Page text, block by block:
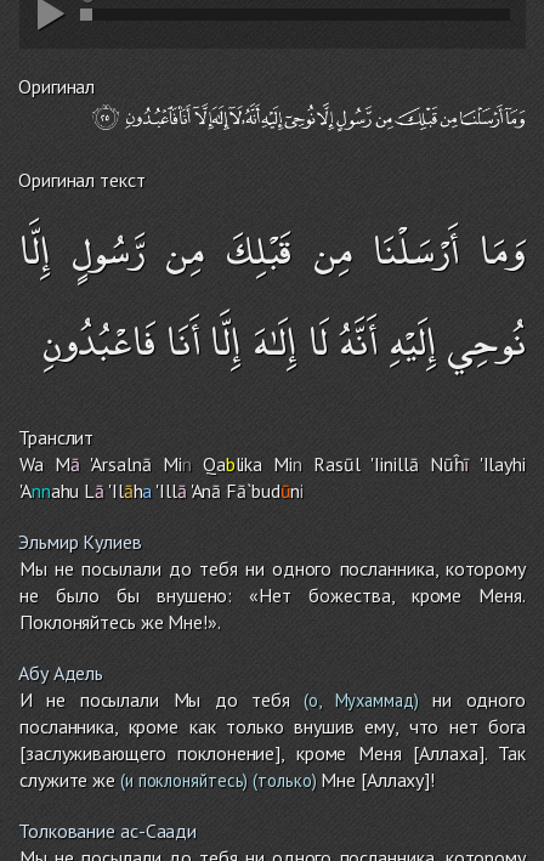
Оригинал
Оригинал текст
وَمَا أَرْسَلْنَا مِن قَبْلِكَ مِن رَّسُولٍ إِلَّا
نُوحِي إِلَيْهِ أَنَّهُ لَا إِلَـٰهَ إِلَّا أَنَا فَاعْبُدُونِ
Транслит
Wa Mā'Arsalnā MinQablika Min Rasūl 'Iinillā Nūĥī'Ilayhi
'Annahu Lā 'Ilāha 'Illā'Anā Fā`budūni
Эльмир Кулиев
Мы не посылали до тебя ни одного посланника, которому
не было бы внушено: «Нет божества, кроме Меня.
Поклоняйтесь же Мне!».
Абу Адель
И не посылали Мы до тебя(о, Мухаммад)ни одного
посланника, кроме как только внушив ему, что нет бога
[заслуживающего поклонение], кроме Меня [Аллаха]. Так
служите же (и поклоняйтесь) (только)Мне [Аллаху]!
Толкование ас-Саади